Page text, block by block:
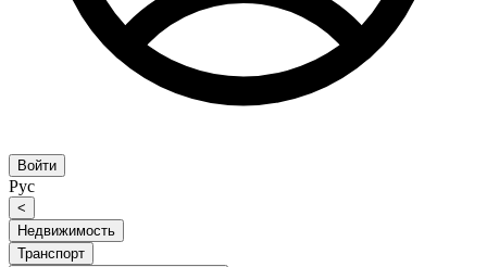
Войти
Рус
<
Недвижимость
Транспорт